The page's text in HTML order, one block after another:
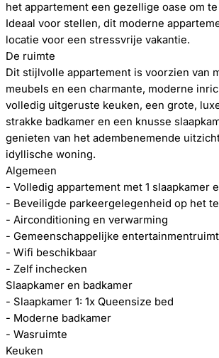
het appartement een gezellige oase om
Ideaal voor stellen, dit moderne
locatie voor een stressvrije vakantie.
De ruimte
Dit stijlvolle appartement is voorzien van
meubels en een charmante, moderne
volledig uitgeruste keuken, een grote,
strakke badkamer en een knusse
genieten van het adembenemende
idyllische woning.
Algemeen
- Volledig appartement met 1 slaapkamer
- Beveiligde parkeergelegenheid op het
- Airconditioning en verwarming
- Gemeenschappelijke
- Wifi beschikbaar
- Zelf inchecken
Slaapkamer en badkamer
- Slaapkamer 1: 1x Queensize bed
- Moderne badkamer
- Wasruimte
Keuken